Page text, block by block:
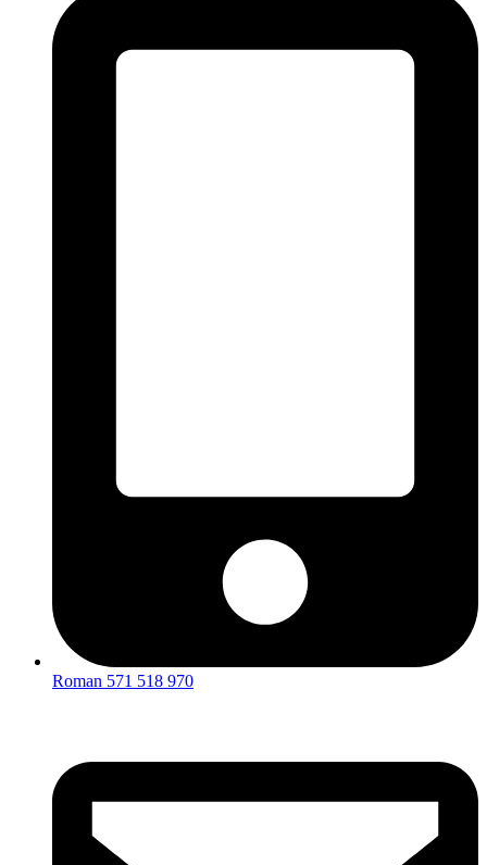
Roman 571 518 970